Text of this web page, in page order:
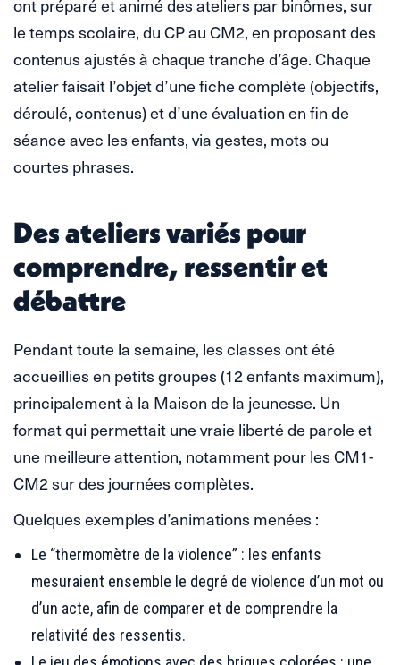
le temps scolaire, du CP au CM2, en proposant des
contenus ajustés à chaque tranche d’âge. Chaque
atelier faisait l’objet d’une fiche complète (objectifs,
déroulé, contenus) et d’une évaluation en fin de
séance avec les enfants, via gestes, mots ou
courtes phrases.
Des ateliers variés pour
comprendre, ressentir et
débattre
Pendant toute la semaine, les classes ont été
accueillies en petits groupes (12 enfants maximum),
principalement à la Maison de la jeunesse. Un
format qui permettait une vraie liberté de parole et
une meilleure attention, notamment pour les CM1-
CM2 sur des journées complètes.
Quelques exemples d’animations menées :
Le “thermomètre de la violence” : les enfants
mesuraient ensemble le degré de violence d’un mot ou
d’un acte, afin de comparer et de comprendre la
relativité des ressentis.